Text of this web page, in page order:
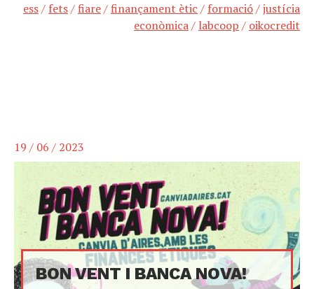
ess/ fets/fiare/finançament ètic / formació/justícia
econòmica/ labcoop / oikocredit
19 / 06 / 2023
BON VENT I BANCA NOVA!